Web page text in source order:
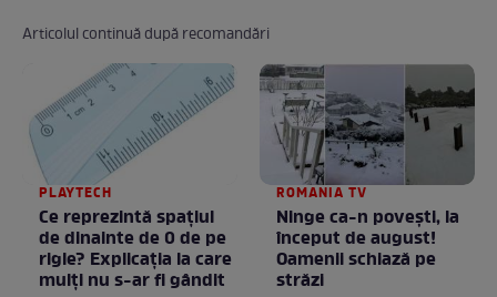
Articolul continuă după recomandări
PLAYTECH
Ce reprezintă spaţiul
de dinainte de 0 de pe
rigle? Explicaţia la care
mulţi nu s-ar fi gândit
ROMANIA TV
Ninge ca-n povești, la
început de august!
Oamenii schiază pe
străzi